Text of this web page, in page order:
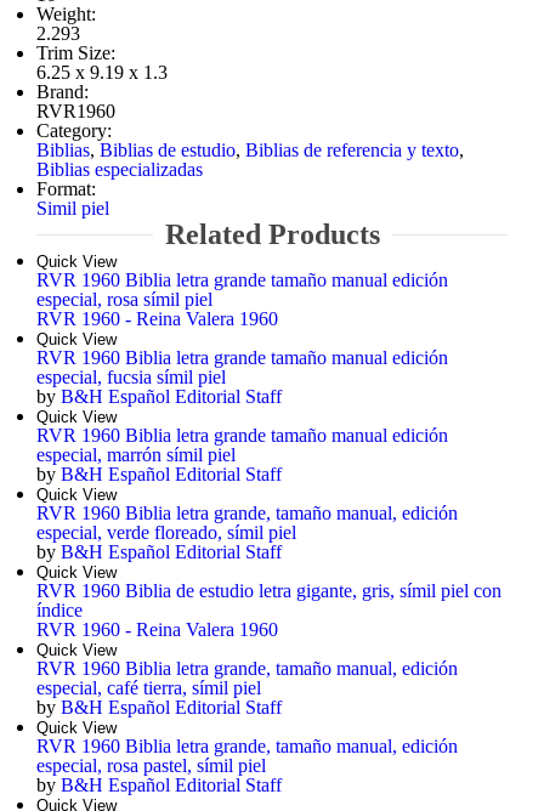
Weight:
2.293
Trim Size:
6.25 x 9.19 x 1.3
Brand:
RVR1960
Category:
Biblias, Biblias de estudio, Biblias de referencia y texto,
Biblias especializadas
Format:
Simil piel
Related Products
Quick View
RVR 1960 Biblia letra grande tamaño manual edición
especial, rosa símil piel
RVR 1960 - Reina Valera 1960
Quick View
RVR 1960 Biblia letra grande tamaño manual edición
especial, fucsia símil piel
by B&H Español Editorial Staff
Quick View
RVR 1960 Biblia letra grande tamaño manual edición
especial, marrón símil piel
by B&H Español Editorial Staff
Quick View
RVR 1960 Biblia letra grande, tamaño manual, edición
especial, verde floreado, símil piel
by B&H Español Editorial Staff
Quick View
RVR 1960 Biblia de estudio letra gigante, gris, símil piel con
índice
RVR 1960 - Reina Valera 1960
Quick View
RVR 1960 Biblia letra grande, tamaño manual, edición
especial, café tierra, símil piel
by B&H Español Editorial Staff
Quick View
RVR 1960 Biblia letra grande, tamaño manual, edición
especial, rosa pastel, símil piel
by B&H Español Editorial Staff
Quick View